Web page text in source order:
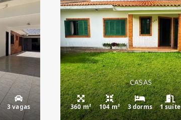
3 vagas
CASAS
360 m² 104 m² 3 dorms 1 suíte